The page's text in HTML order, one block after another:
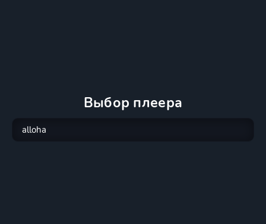
Выбор плеера